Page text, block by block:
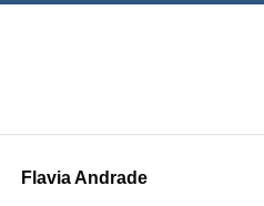
Flavia Andrade